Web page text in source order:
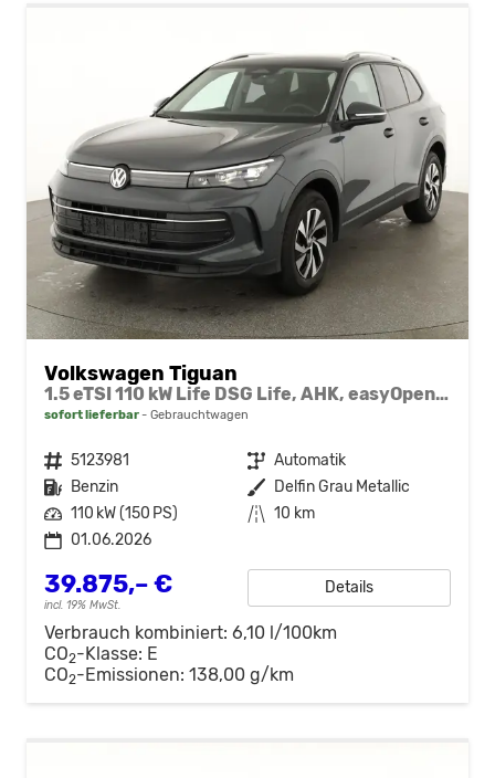
Volkswagen Tiguan
1.5 eTSI 110 kW Life DSG Life, AHK, easyOpen, Kamera, 5-J Garantie
sofort lieferbar Gebrauchtwagen
Fahrzeugnr. 5123981 Getriebe Automatik
Kraftstoff Benzin Außenfarbe Delfin Grau Metallic
Leistung 110 kW (150 PS) Kilometerstand 10 km
01.06.2026
39.875,– €
incl. 19% MwSt.
Details
Verbrauch kombiniert: 6,10 l/100km
CO2-Klasse: E
CO2-Emissionen: 138,00 g/km